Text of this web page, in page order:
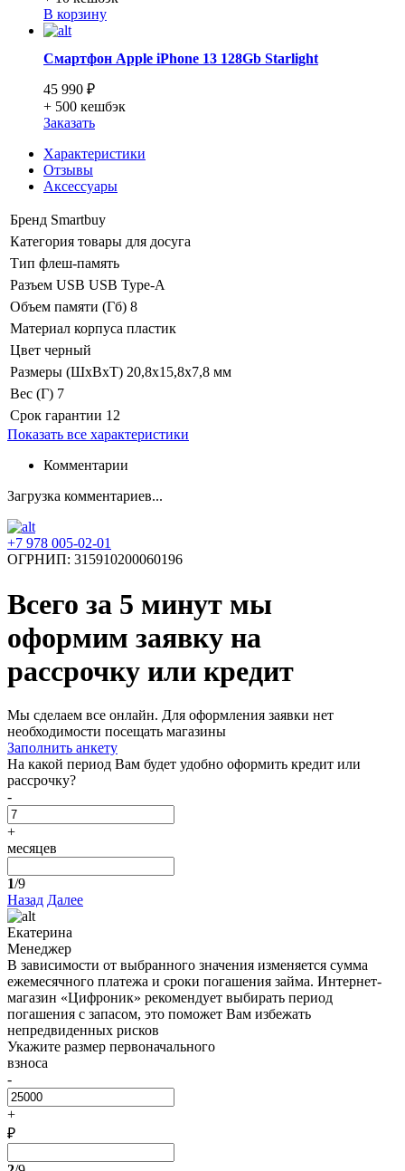
В корзину
Смартфон Apple iPhone 13 128Gb Starlight
45 990 ₽
+ 500 кешбэк
Заказать
Характеристики
Отзывы
Аксессуары
Бренд Smartbuy
Категория товары для досуга
Тип флеш-память
Разъем USB USB Type-A
Объем памяти (Гб) 8
Материал корпуса пластик
Цвет черный
Размеры (ШхВхТ) 20,8х15,8х7,8 мм
Вес (Г) 7
Срок гарантии 12
Показать все характеристики
Комментарии
Загрузка комментариев...
+7 978 005-02-01
ОГРНИП: 315910200060196
Всего за 5 минут мы
оформим заявку на
рассрочку или кредит
Мы сделаем все онлайн. Для оформления заявки нет
необходимости посещать магазины
Заполнить анкету
На какой период Вам будет удобно оформить кредит или
рассрочку?
-
+
месяцев
1/9
Назад Далее
Екатерина
Менеджер
В зависимости от выбранного значения изменяется сумма
ежемесячного платежа и сроки погашения займа. Интернет-
магазин «Цифроник» рекомендует выбирать период
погашения с запасом, это поможет Вам избежать
непредвиденных рисков
Укажите размер первоначального
взноса
-
+
₽